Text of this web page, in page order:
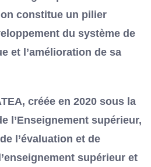
constitue un pilier
du système de
et l’amélioration de sa
créée en 2020 sous la
l’Enseignement supérieur,
l’évaluation et de
supérieur et